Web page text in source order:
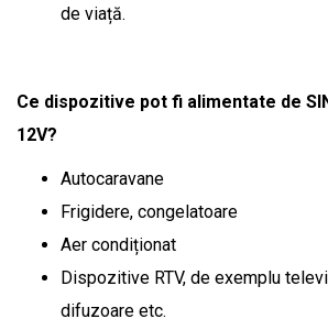
de viață.
Ce dispozitive pot fi alimentate de
12V?
Autocaravane
Frigidere, congelatoare
Aer condiționat
Dispozitive RTV, de exemplu
difuzoare etc.